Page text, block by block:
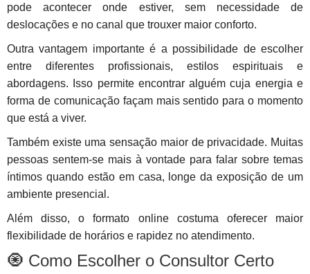
pode acontecer onde estiver, sem necessidade de
deslocações e no canal que trouxer maior conforto.
Outra vantagem importante é a possibilidade de escolher
entre diferentes profissionais, estilos espirituais e
abordagens. Isso permite encontrar alguém cuja energia e
forma de comunicação façam mais sentido para o momento
que está a viver.
Também existe uma sensação maior de privacidade. Muitas
pessoas sentem-se mais à vontade para falar sobre temas
íntimos quando estão em casa, longe da exposição de um
ambiente presencial.
Além disso, o formato online costuma oferecer maior
flexibilidade de horários e rapidez no atendimento.
🧿 Como Escolher o Consultor Certo